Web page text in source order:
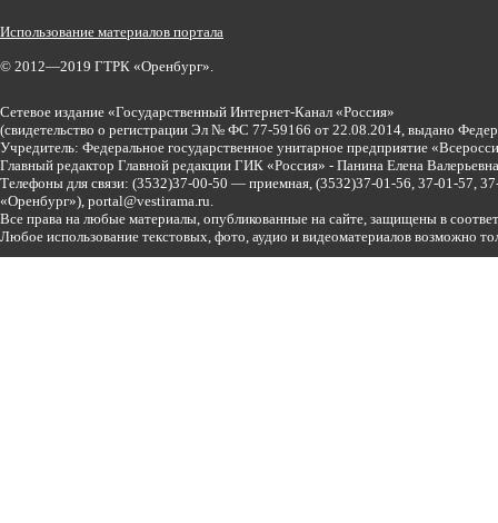
Использование материалов портала
© 2012—2019 ГТРК «Оренбург».
Сетевое издание «Государственный Интернет-Канал «Россия»
(свидетельство о регистрации Эл № ФС 77-59166 от 22.08.2014, выдано
Учредитель: Федеральное государственное унитарное предприятие
Главный редактор Главной редакции ГИК «Россия» - Панина Елена
Телефоны для связи: (3532)37-00-50 — приемная, (3532)37-01-56, 37-01-57,
«Оренбург»), portal@vestirama.ru.
Все права на любые материалы, опубликованные на сайте, защищены в
Любое использование текстовых, фото, аудио и видеоматериалов возможно